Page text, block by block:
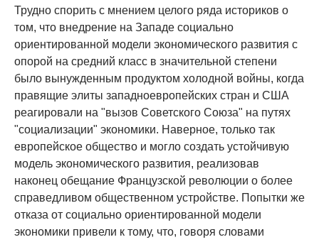
Трудно спорить с мнением целого ряда историков о
том, что внедрение на Западе социально
ориентированной модели экономического развития с
опорой на средний класс в значительной степени
было вынужденным продуктом холодной войны, когда
правящие элиты западноевропейских стран и США
реагировали на "вызов Советского Союза" на путях
"социализации" экономики. Наверное, только так
европейское общество и могло создать устойчивую
модель экономического развития, реализовав
наконец обещание Французской революции о более
справедливом общественном устройстве. Попытки же
отказа от социально ориентированной модели
экономики привели к тому, что, говоря словами